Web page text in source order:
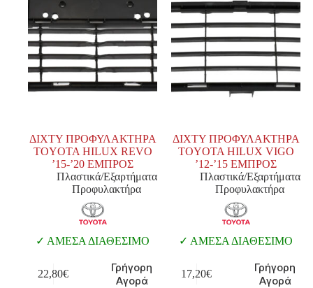
ΔΙΧΤΥ ΠΡΟΦΥΛΑΚΤΗΡΑ
TOYOTA HILUX REVO
’15-’20 ΕΜΠΡΟΣ
Πλαστικά/Εξαρτήματα
Προφυλακτήρα
ΑΜΕΣΑ ΔΙΑΘΕΣΙΜΟ
22,80€
Γρήγορη
Αγορά
ΔΙΧΤΥ ΠΡΟΦΥΛΑΚΤΗΡΑ
TOYOTA HILUX VIGO
’12-’15 ΕΜΠΡΟΣ
Πλαστικά/Εξαρτήματα
Προφυλακτήρα
ΑΜΕΣΑ ΔΙΑΘΕΣΙΜΟ
17,20€
Γρήγορη
Αγορά